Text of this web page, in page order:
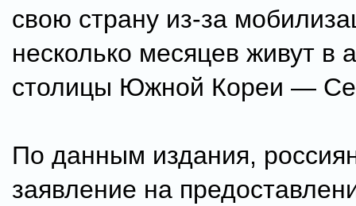
свою страну из-за
несколько месяцев живут в
столицы Южной Кореи —
По данным издания,
заявление на